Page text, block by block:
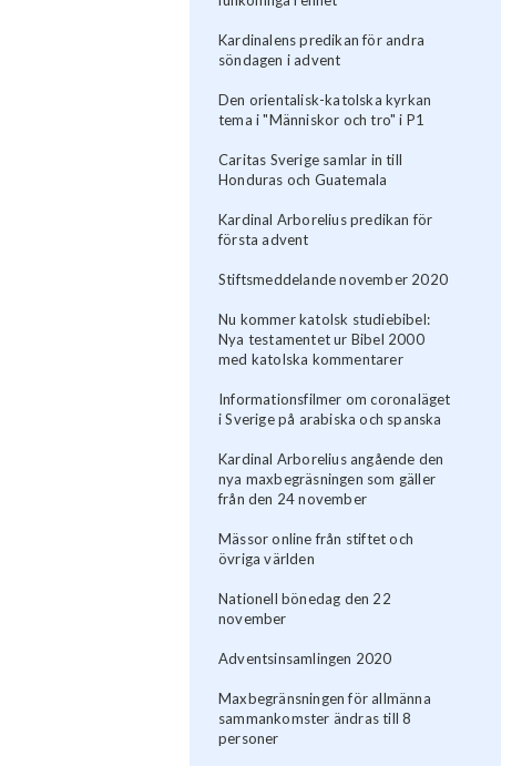
Kardinalens predikan för andra
söndagen i advent
Den orientalisk-katolska kyrkan
tema i "Människor och tro" i P1
Caritas Sverige samlar in till
Honduras och Guatemala
Kardinal Arborelius predikan för
första advent
Stiftsmeddelande november 2020
Nu kommer katolsk studiebibel:
Nya testamentet ur Bibel 2000
med katolska kommentarer
Informationsfilmer om coronaläget
i Sverige på arabiska och spanska
Kardinal Arborelius angående den
nya maxbegräsningen som gäller
från den 24 november
Mässor online från stiftet och
övriga världen
Nationell bönedag den 22
november
Adventsinsamlingen 2020
Maxbegränsningen för allmänna
sammankomster ändras till 8
personer